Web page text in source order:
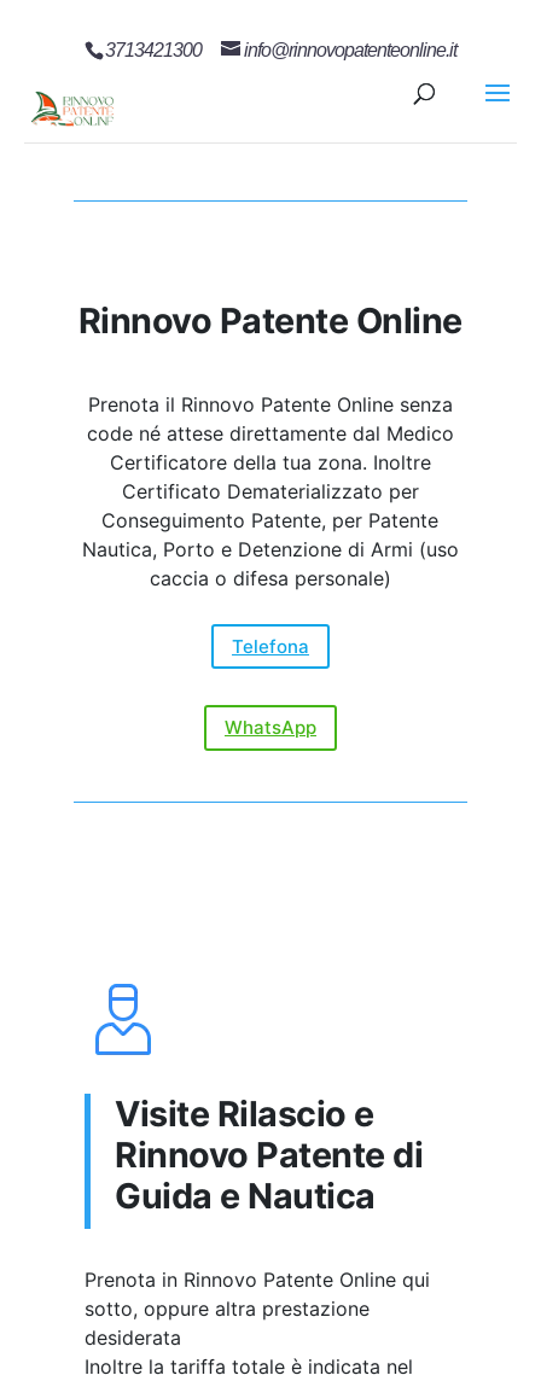
3713421300 info@rinnovopatenteonline.it
Rinnovo Patente Online
Prenota il Rinnovo Patente Online senza
code né attese direttamente dal Medico
Certificatore della tua zona. Inoltre
Certificato Dematerializzato per
Conseguimento Patente, per Patente
Nautica, Porto e Detenzione di Armi (uso
caccia o difesa personale)
Telefona
WhatsApp
Visite Rilascio e
Rinnovo Patente di
Guida e Nautica
Prenota in Rinnovo Patente Online qui
sotto, oppure altra prestazione
desiderata
Inoltre la tariffa totale è indicata nel